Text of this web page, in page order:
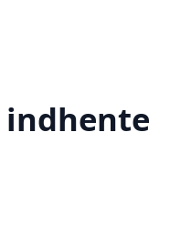
indhente